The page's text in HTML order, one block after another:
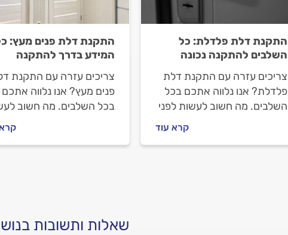
התקנת דלת פלדלת: כל
השלבים להתקנה נכונה
צריכים עזרה עם התקנת דלת
פלדלת? אנו נלווה אתכם בכל
השלבים. מה חשוב לעשות לפני
חשוב לבדוק מולו וכמה עולה
התקנה של דלת פלדלת?
קרא עוד
התקנת דלת פנים מעץ:
המידע בדרך להתקנה
צריכים עזרה עם התקנת
פנים מעץ? אנו נלווה אתכם
בכל השלבים. מה חשוב
מה חשוב לבדוק מולו וכמה
התקנה של דלת פנים מעץ?
שאלות ותשובות